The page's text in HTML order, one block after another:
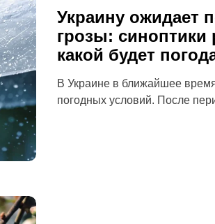
Украину ожидает
грозы: синоптики
какой будет
В Украине в ближайшее
погодных условий. После